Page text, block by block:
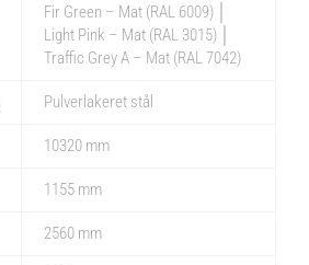
Fir Green – Mat (RAL 6009) │
Light Pink – Mat (RAL 3015) │
Traffic Grey A – Mat (RAL 7042)
Pulverlakeret stål
10320 mm
1155 mm
2560 mm